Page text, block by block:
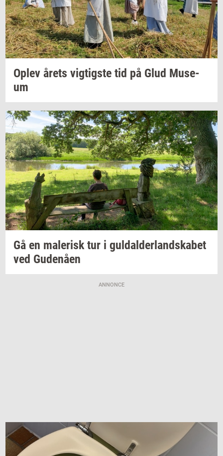
Oplev årets vig­tig­ste tid på Glud Mu­se­
um
Gå en ma­le­risktur i gul­dal­der­land­ska­bet
ved Gu­denå­en
ANNONCE